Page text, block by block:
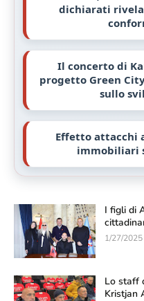
dichiarati
Il concerto di
progetto Green
sullo
Effetto attacchi
immobiliari
I figli di
1/27/
Lo staff
Kristjan